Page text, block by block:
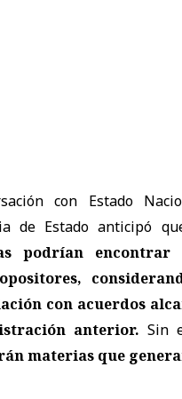
con Estado
de Estado anticipó
podrían encontrar
con acuerdos
anterior. Sin
materias que